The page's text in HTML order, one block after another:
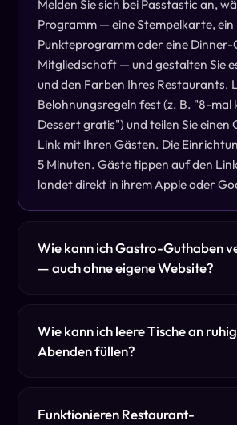
Melden Sie sich bei Passtastic an,
Programm — eine Stempelkarte, ein
Punkteprogramm oder eine Dinner-
Mitgliedschaft — und gestalten Sie
und den Farben Ihres Restaurants.
Belohnungsregeln fest (z. B. "8-mal
Dessert gratis") und teilen Sie einen
Link mit Ihren Gästen. Die
5 Minuten. Gäste tippen auf den
landet direkt in ihrem Apple oder
Wie kann ich Gastro-Guthaben
— auch ohne eigene Website?
Wie kann ich leere Tische an
Abenden füllen?
Funktionieren Restaurant-